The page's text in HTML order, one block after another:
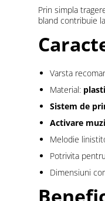
Prin simpla
bland contribuie
Varsta
Material:
Sistem de
Activare
Melodie
Potrivita pentru
Dimensiuni